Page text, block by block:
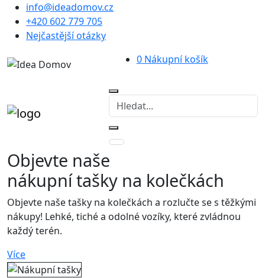
info@ideadomov.cz
+420 602 779 705
Nejčastější otázky
0Nákupní košík
Objevte naše
nákupní tašky na kolečkách
Objevte naše tašky na kolečkách a rozlučte se s těžkými
nákupy! Lehké, tiché a odolné vozíky, které zvládnou
každý terén.
Více